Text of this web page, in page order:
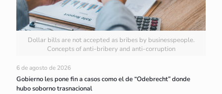
Dollar bills are not accepted as bribes by businesspeople.
Concepts of anti-bribery and anti-corruption
6 de agosto de 2026
Gobierno les pone fin a casos como el de “Odebrecht” donde
hubo soborno trasnacional